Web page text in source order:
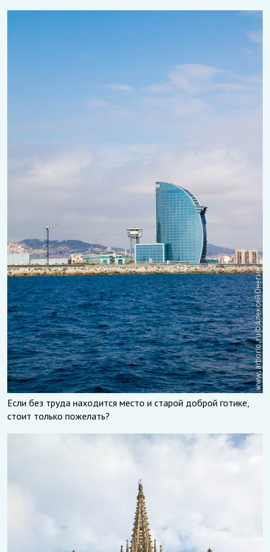
Если без труда находится место и старой доброй готике,
стоит только пожелать?